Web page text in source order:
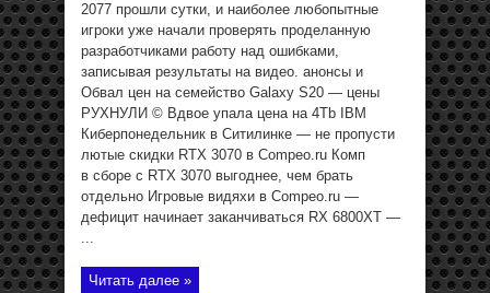
2077 прошли сутки, и наиболее любопытные
игроки уже начали проверять проделанную
разработчиками работу над ошибками,
записывая результаты на видео. анонсы и
Обвал цен на семейство Galaxy S20 — цены
РУХНУЛИ © Вдвое упала цена на 4Tb IBM
Киберпонедельник в Ситилинке — не пропусти
лютые скидки RTX 3070 в Compeo.ru Комп
в сборе с RTX 3070 выгоднее, чем брать
отдельно Игровые видяхи в Compeo.ru —
дефицит начинает заканчиваться RX 6800XT —
...
Читать далее »